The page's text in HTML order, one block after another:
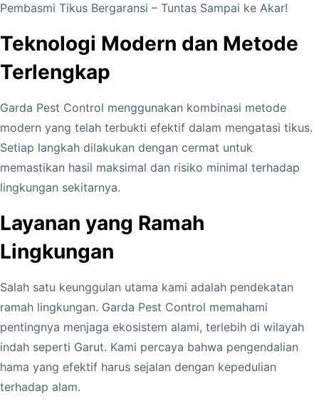
Pembasmi Tikus Bergaransi – Tuntas Sampai ke Akar!
Teknologi Modern dan Metode
Terlengkap
Garda Pest Control menggunakan kombinasi metode
modern yang telah terbukti efektif dalam mengatasi tikus.
Setiap langkah dilakukan dengan cermat untuk
memastikan hasil maksimal dan risiko minimal terhadap
lingkungan sekitarnya.
Layanan yang Ramah
Lingkungan
Salah satu keunggulan utama kami adalah pendekatan
ramah lingkungan. Garda Pest Control memahami
pentingnya menjaga ekosistem alami, terlebih di wilayah
indah seperti Garut. Kami percaya bahwa pengendalian
hama yang efektif harus sejalan dengan kepedulian
terhadap alam.